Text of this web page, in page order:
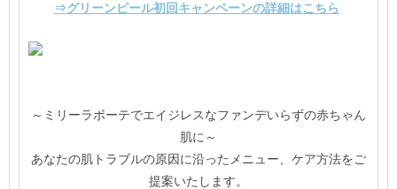
⇒グリーンピール初回キャンペーンの詳細はこちら
～ミリーラボーテでエイジレスなファンデいらずの赤ちゃん
肌に～
あなたの肌トラブルの原因に沿ったメニュー、ケア方法をご
提案いたします。